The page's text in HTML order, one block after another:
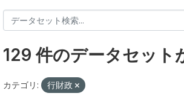
129 件のデータセット
カテゴリ: 行財政